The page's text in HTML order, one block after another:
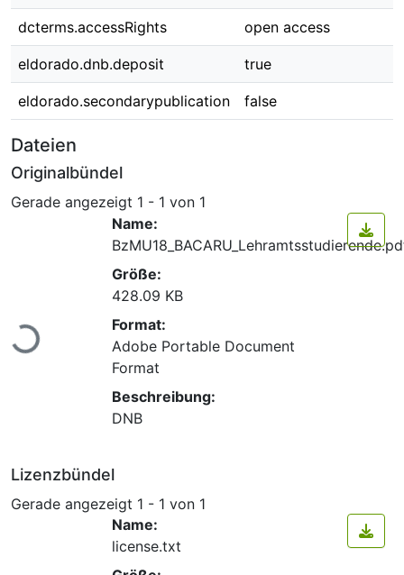
dcterms.accessRights open access
eldorado.dnb.deposit true
eldorado.secondarypublication false
Dateien
Originalbündel
Gerade angezeigt 1 - 1 von 1
Lade...
Name:
Größe:
428.09 KB
Format:
Adobe Portable Document
Format
Beschreibung:
DNB
Lizenzbündel
Gerade angezeigt 1 - 1 von 1
Name:
license.txt